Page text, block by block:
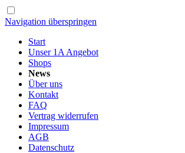
Navigation überspringen
Start
Unser 1A Angebot
Shops
News
Über uns
Kontakt
FAQ
Vertrag widerrufen
Impressum
AGB
Datenschutz